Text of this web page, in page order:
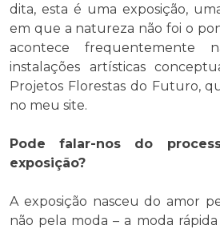
dita, esta é uma exposição,
em que a natureza não foi o
acontece frequentemente
instalações artísticas
Projetos Florestas do Futuro,
no meu site.
Pode falar-nos do
exposição?
A exposição nasceu do amor
não pela moda – a moda rápida